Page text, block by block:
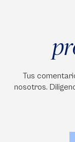
Tus
nosotros.